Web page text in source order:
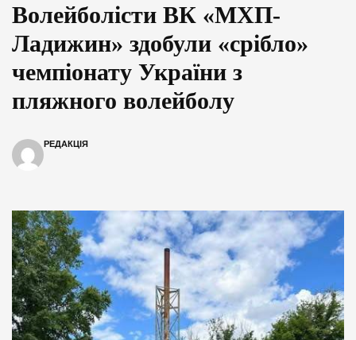
Волейболісти ВК «МХП-
Ладижин» здобули «срібло»
чемпіонату України з
пляжного волейболу
РЕДАКЦІЯ